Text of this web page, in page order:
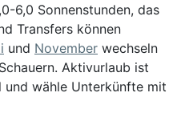
6,0 Sonnenstunden, das
Transfers können
und November wechseln
Aktivurlaub ist
wähle Unterkünfte mit